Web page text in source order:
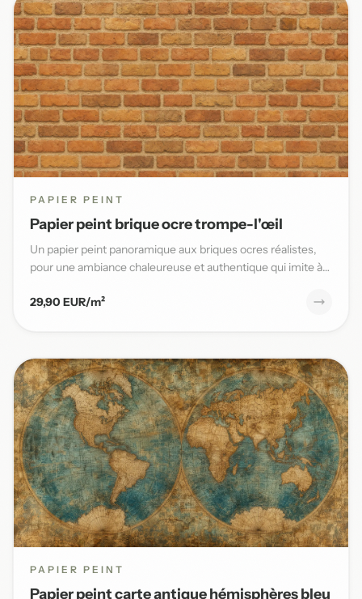
PAPIER PEINT
Papier peint brique ocre trompe-l'œil
Un papier peint panoramique aux briques ocres réalistes,
pour une ambiance chaleureuse et authentique qui imite à
29,90 EUR/m²
PAPIER PEINT
Papier peint carte antique hémisphères bleu